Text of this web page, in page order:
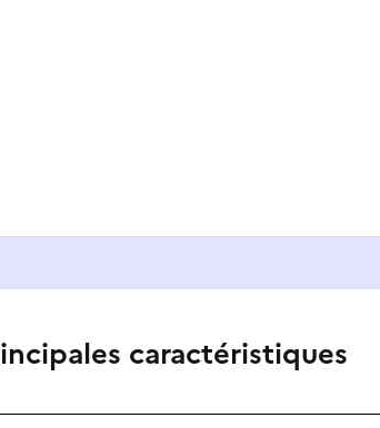
caractéristiques